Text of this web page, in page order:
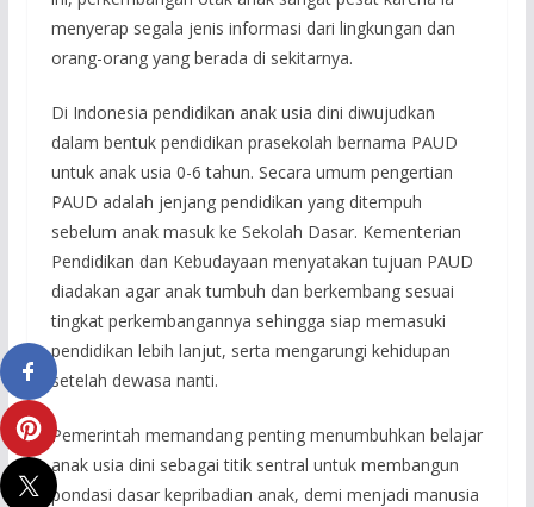
menyerap segala jenis informasi dari lingkungan dan
orang-orang yang berada di sekitarnya.
Di Indonesia pendidikan anak usia dini diwujudkan
dalam bentuk pendidikan prasekolah bernama PAUD
untuk anak usia 0-6 tahun. Secara umum pengertian
PAUD adalah jenjang pendidikan yang ditempuh
sebelum anak masuk ke Sekolah Dasar. Kementerian
Pendidikan dan Kebudayaan menyatakan tujuan PAUD
diadakan agar anak tumbuh dan berkembang sesuai
tingkat perkembangannya sehingga siap memasuki
pendidikan lebih lanjut, serta mengarungi kehidupan
setelah dewasa nanti.
Pemerintah memandang penting menumbuhkan belajar
anak usia dini sebagai titik sentral untuk membangun
pondasi dasar kepribadian anak, demi menjadi manusia